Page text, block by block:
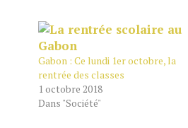
Gabon : Ce lundi 1er octobre, la
rentrée des classes
1 octobre 2018
Dans "Société"